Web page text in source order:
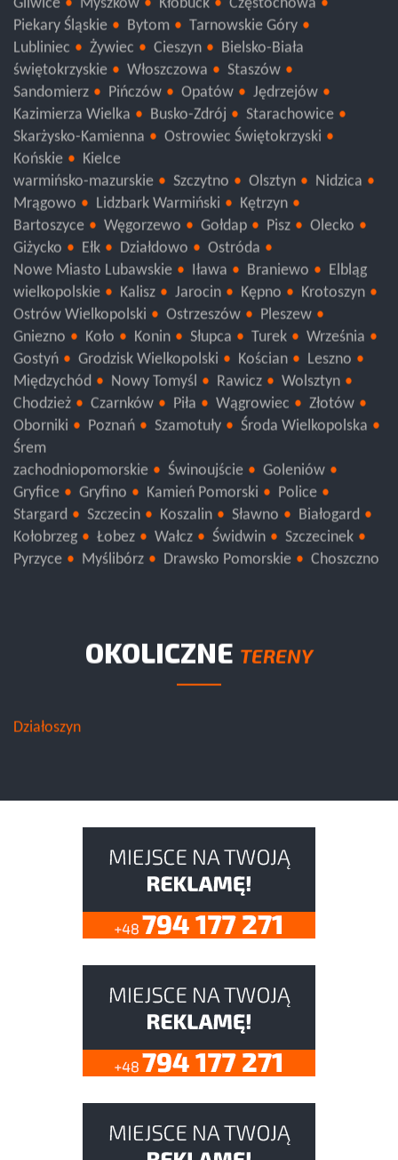
Gliwice
Myszków Kłobuck
Częstochowa
Piekary Śląskie
Bytom
Tarnowskie Góry
Lubliniec
Żywiec Cieszyn
Bielsko-Biała
świętokrzyskie
Włoszczowa
Staszów
Sandomierz
Pińczów Opatów
Jędrzejów
Kazimierza Wielka
Busko-Zdrój
Starachowice
Skarżysko-Kamienna
Ostrowiec Świętokrzyski
Końskie
Kielce
warmińsko-mazurskie
Szczytno Olsztyn
Nidzica
Mrągowo
Lidzbark Warmiński
Kętrzyn
Bartoszyce
Węgorzewo Gołdap Pisz
Olecko
Giżycko
Ełk Działdowo
Ostróda
Nowe Miasto Lubawskie
Iława Braniewo
Elbląg
wielkopolskie
Kalisz Jarocin Kępno
Krotoszyn
Ostrów Wielkopolski
Ostrzeszów
Pleszew
Gniezno
Koło Konin Słupca Turek
Września
Gostyń
Grodzisk Wielkopolski Kościan
Leszno
Międzychód
Nowy Tomyśl Rawicz
Wolsztyn
Chodzież
Czarnków Piła Wągrowiec
Złotów
Oborniki
Poznań Szamotuły
Środa Wielkopolska
Śrem
zachodniopomorskie
Świnoujście
Goleniów
Gryfice
Gryfino Kamień Pomorski
Police
Stargard
Szczecin Koszalin Sławno
Białogard
Kołobrzeg
Łobez Wałcz Świdwin
Szczecinek
Pyrzyce
Myślibórz Drawsko Pomorskie Choszczno
OKOLICZNE TERENY
Działoszyn